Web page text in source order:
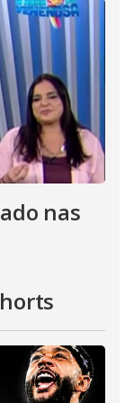
nas